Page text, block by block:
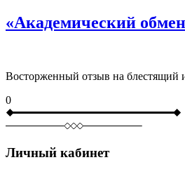
«Академический
Восторженный отзыв на блестящий
0
Личный кабинет